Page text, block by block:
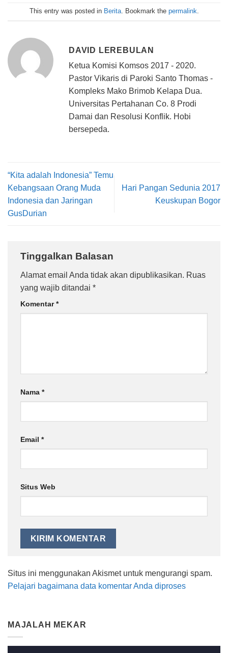
MAJALAH MEKAR
This entry was posted in Berita. Bookmark the permalink
DAVID LEREBULAN
Ketua Komisi Komsos 2017 - 2020.
Pastor Vikaris di Paroki Santo Thomas -
Kompleks Mako Brimob Kelapa Dua.
Universitas Pertahanan Co. 8 Prodi
Damai dan Resolusi Konflik. Hobi
bersepeda.
“Kita adalah Indonesia” Temu
Kebangsaan Orang Muda
Indonesia dan Jaringan
GusDurian
Hari Pangan Sedunia 2017
Keuskupan Bogor
Tinggalkan Balasan
Alamat email Anda tidak akan dipublikasikan. Ruas
yang wajib ditandai *
Komentar*
Nama *
Email *
Situs Web
Situs ini menggunakan Akismet untuk mengurangi spam.
Pelajari bagaimana data komentar Anda diproses